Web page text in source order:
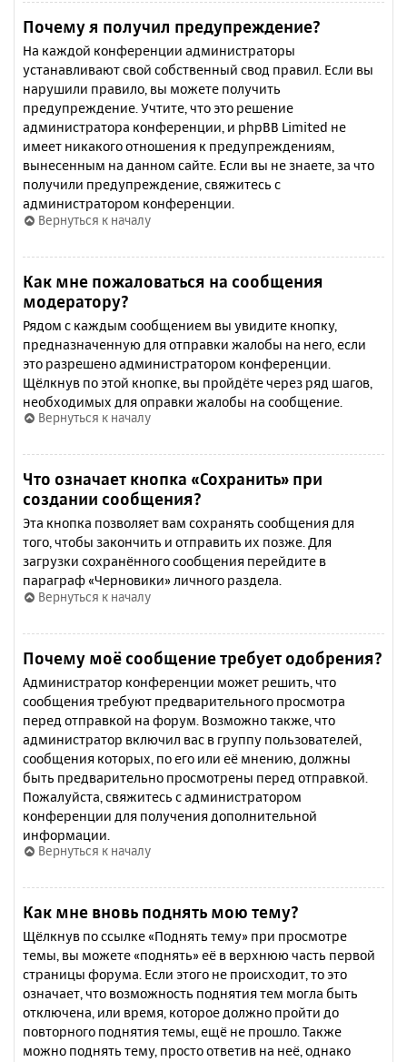
Почему я получил предупреждение?
На каждой конференции администраторы
устанавливают свой собственный свод правил. Если вы
нарушили правило, вы можете получить
предупреждение. Учтите, что это решение
администратора конференции, и phpBB Limited не
имеет никакого отношения к предупреждениям,
вынесенным на данном сайте. Если вы не знаете, за что
получили предупреждение, свяжитесь с
администратором конференции.
Вернуться к началу
Как мне пожаловаться на сообщения
модератору?
Рядом с каждым сообщением вы увидите кнопку,
предназначенную для отправки жалобы на него, если
это разрешено администратором конференции.
Щёлкнув по этой кнопке, вы пройдёте через ряд шагов,
необходимых для оправки жалобы на сообщение.
Вернуться к началу
Что означает кнопка «Сохранить» при
создании сообщения?
Эта кнопка позволяет вам сохранять сообщения для
того, чтобы закончить и отправить их позже. Для
загрузки сохранённого сообщения перейдите в
параграф «Черновики» личного раздела.
Вернуться к началу
Почему моё сообщение требует одобрения?
Администратор конференции может решить, что
сообщения требуют предварительного просмотра
перед отправкой на форум. Возможно также, что
администратор включил вас в группу пользователей,
сообщения которых, по его или её мнению, должны
быть предварительно просмотрены перед отправкой.
Пожалуйста, свяжитесь с администратором
конференции для получения дополнительной
информации.
Вернуться к началу
Как мне вновь поднять мою тему?
Щёлкнув по ссылке «Поднять тему» при просмотре
темы, вы можете «поднять» её в верхнюю часть первой
страницы форума. Если этого не происходит, то это
означает, что возможность поднятия тем могла быть
отключена, или время, которое должно пройти до
повторного поднятия темы, ещё не прошло. Также
можно поднять тему, просто ответив на неё, однако